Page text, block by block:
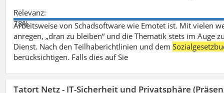
Relevanz:
78%
Arbeitsweise von Schadsoftware wie Emotet ist. Mit vielen
anregen, „dran zu bleiben“ und die Thematik stets im
Dienst. Nach den Teilhaberichtlinien und dem
berücksichtigen. Falls dies auf Sie
Tatort Netz - IT-Sicherheit und Privatsphäre